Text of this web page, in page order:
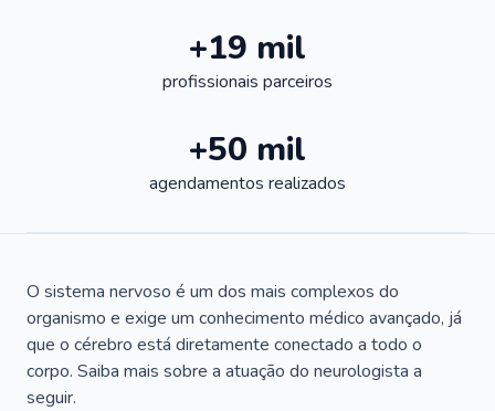
+19 mil
profissionais parceiros
+50 mil
agendamentos realizados
O sistema nervoso é um dos mais complexos do
organismo e exige um conhecimento médico avançado, já
que o cérebro está diretamente conectado a todo o
corpo. Saiba mais sobre a atuação do neurologista a
seguir.